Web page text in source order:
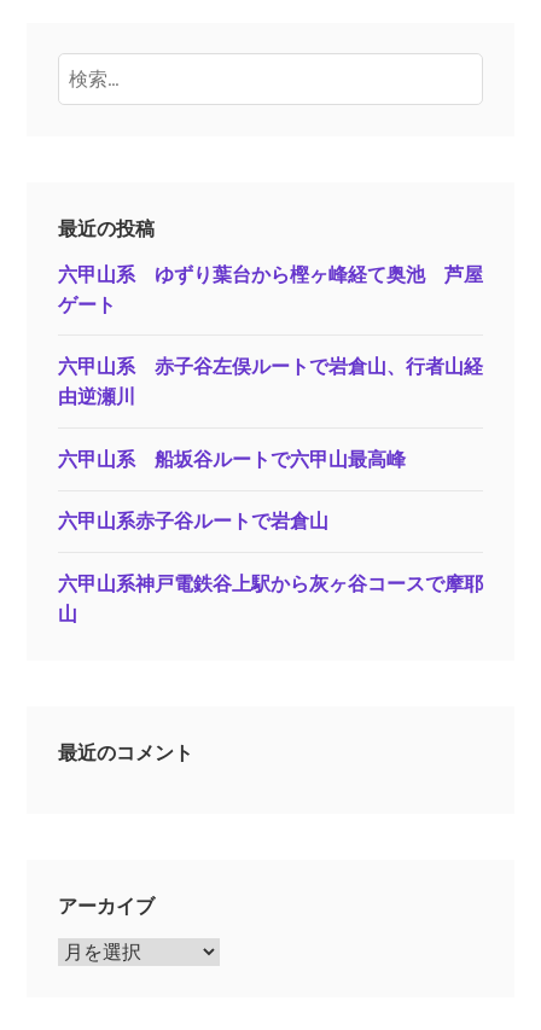
検
索:
最近の投稿
六甲山系 ゆずり葉台から樫ヶ峰経て奥池 芦屋
ゲート
六甲山系 赤子谷左俣ルートで岩倉山、行者山経
由逆瀬川
六甲山系 船坂谷ルートで六甲山最高峰
六甲山系赤子谷ルートで岩倉山
六甲山系神戸電鉄谷上駅から灰ヶ谷コースで摩耶
山
最近のコメント
アーカイブ
ア